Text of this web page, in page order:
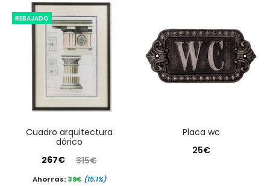
REBAJADO
cuadro arquitectura
dórico
315€
El
precio
267€
precioAhorras: 39€ (15.1%)
placa wc
25€